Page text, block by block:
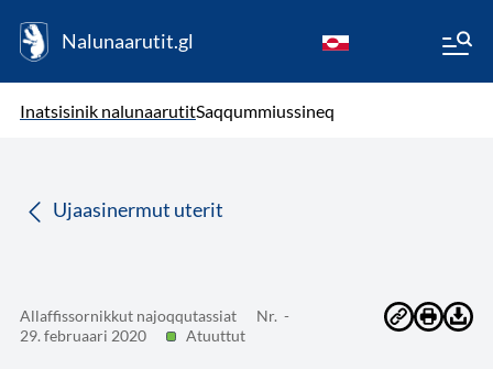
Nalunaarutit.gl
Inatsisinik nalunaarutitSaqqummiussineq
Ujaasinermut uterit
Allaffissornikkut najoqqutassiat
Nr. -
29. februaari 2020
Atuuttut